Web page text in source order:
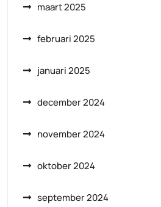
maart 2025
februari 2025
januari 2025
december 2024
november 2024
oktober 2024
september 2024